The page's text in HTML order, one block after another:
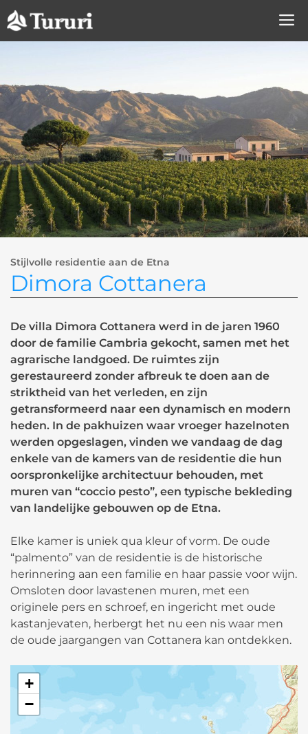
naar
de
Stijlvolle residentie aan de Etna
Dimora Cottanera
De villa Dimora Cottanera werd in de jaren 1960
door de familie Cambria gekocht, samen met het
agrarische landgoed. De ruimtes zijn
gerestaureerd zonder afbreuk te doen aan de
striktheid van het verleden, en zijn
getransformeerd naar een dynamisch en modern
heden. In de pakhuizen waar vroeger hazelnoten
werden opgeslagen, vinden we vandaag de dag
enkele van de kamers van de residentie die hun
oorspronkelijke architectuur behouden, met
muren van “coccio pesto”, een typische bekleding
van landelijke gebouwen op de Etna.
Elke kamer is uniek qua kleur of vorm. De oude
“palmento” van de residentie is de historische
herinnering aan een familie en haar passie voor wijn.
Omsloten door lavastenen muren, met een
originele pers en schroef, en ingericht met oude
kastanjevaten, herbergt het nu een nis waar men
de oude jaargangen van Cottanera kan ontdekken.
+
−